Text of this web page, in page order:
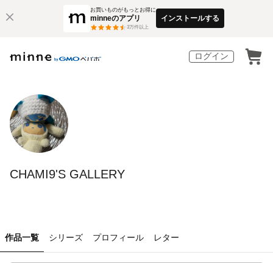
お買いものがもっとお得に
minneのアプリ
3万件以上
インストールする
ログイン
CHAMI9'S GALLERY
作品一覧 シリーズ プロフィール レター